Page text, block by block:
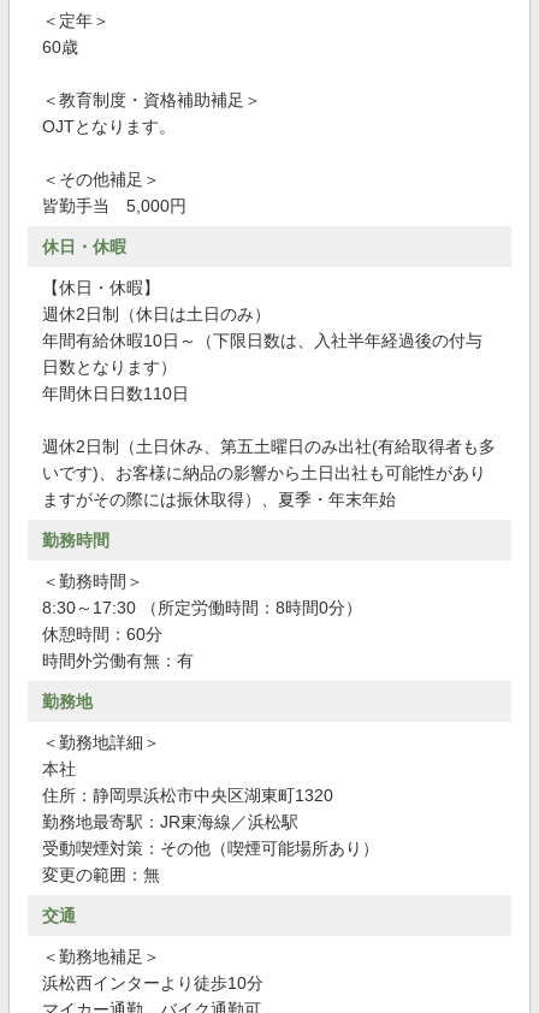
＜定年＞
60歳
＜教育制度・資格補助補足＞
OJTとなります。
＜その他補足＞
皆勤手当 5,000円
休日・休暇
【休日・休暇】
週休2日制（休日は土日のみ）
年間有給休暇10日～（下限日数は、入社半年経過後の付与
日数となります）
年間休日日数110日
週休2日制（土日休み、第五土曜日のみ出社(有給取得者も多
いです)、お客様に納品の影響から土日出社も可能性があり
ますがその際には振休取得）、夏季・年末年始
勤務時間
＜勤務時間＞
8:30～17:30 （所定労働時間：8時間0分）
休憩時間：60分
時間外労働有無：有
勤務地
＜勤務地詳細＞
本社
住所：静岡県浜松市中央区湖東町1320
勤務地最寄駅：JR東海線／浜松駅
受動喫煙対策：その他（喫煙可能場所あり）
変更の範囲：無
交通
＜勤務地補足＞
浜松西インターより徒歩10分